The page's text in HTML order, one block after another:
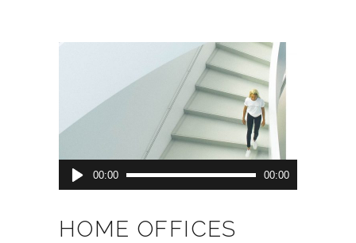
Πρόγραμμα
Αναπαραγωγής
00:00 00:00
HOME OFFICES